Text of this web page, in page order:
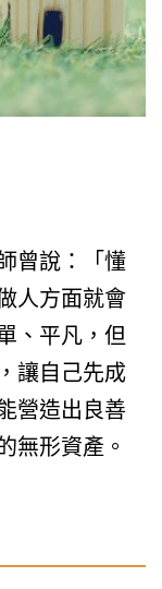
曾說：「懂
人方面就會
、平凡，但
讓自己先成
營造出良善
無形資產。